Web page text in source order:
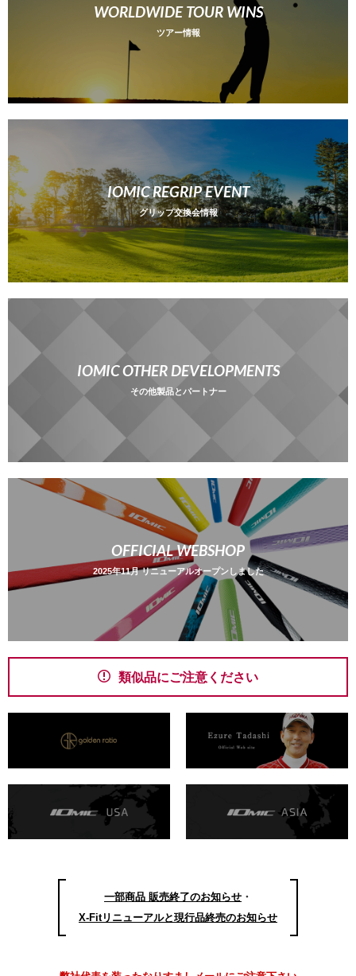
国内男子ツアーでIOMIC使用選手が優勝!
WORLDWIDE TOUR WINS
ツアー情報
IOMIC REGRIP EVENT
グリップ交換会情報
IOMIC OTHER DEVELOPMENTS
その他製品とパートナー
OFFICIAL WEBSHOP
2025年11月 リニューアルオープンしました
類似品にご注意ください
一部商品 販売終了のお知らせ ・
X-Fitリニューアルと現行品終売のお知らせ